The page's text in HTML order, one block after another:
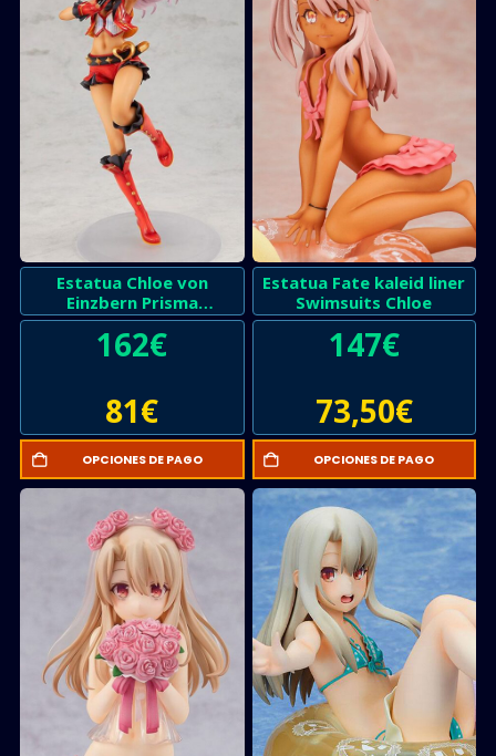
Estatua Chloe von
Einzbern Prisma
Klangfest
162€
81€
OPCIONES DE PAGO
Estatua Fate kaleid liner
Swimsuits Chloe
147€
73,50€
OPCIONES DE PAGO